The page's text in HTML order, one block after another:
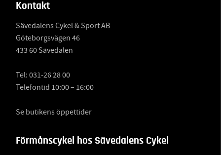
Kontakt
Sävedalens Cykel & Sport AB
Göteborgsvägen 46
433 60 Sävedalen
Tel: 031-26 28 00
Telefontid 10:00 – 16:00
Se butikens öppettider
Förmånscykel hos Sävedalens Cykel